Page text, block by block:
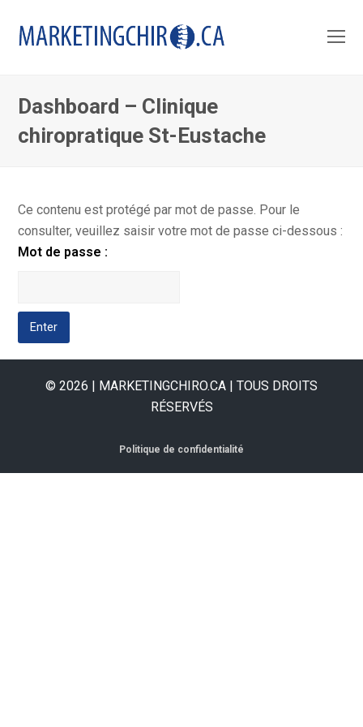
Dashboard – Clinique
chiropratique St-Eustache
Ce contenu est protégé par mot de passe. Pour le
consulter, veuillez saisir votre mot de passe ci-dessous :
Mot de passe :
© 2026 | MARKETINGCHIRO.CA | TOUS DROITS
RÉSERVÉS
Politique de confidentialité